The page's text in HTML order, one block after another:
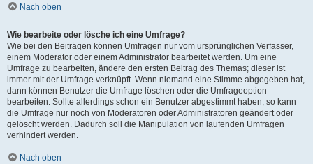
Nach oben
Wie bearbeite oder lösche ich eine Umfrage?
Wie bei den Beiträgen können Umfragen nur vom ursprünglichen Verfasser,
einem Moderator oder einem Administrator bearbeitet werden. Um eine
Umfrage zu bearbeiten, ändere den ersten Beitrag des Themas; dieser ist
immer mit der Umfrage verknüpft. Wenn niemand eine Stimme abgegeben hat,
dann können Benutzer die Umfrage löschen oder die Umfrageoption
bearbeiten. Sollte allerdings schon ein Benutzer abgestimmt haben, so kann
die Umfrage nur noch von Moderatoren oder Administratoren geändert oder
gelöscht werden. Dadurch soll die Manipulation von laufenden Umfragen
verhindert werden.
Nach oben